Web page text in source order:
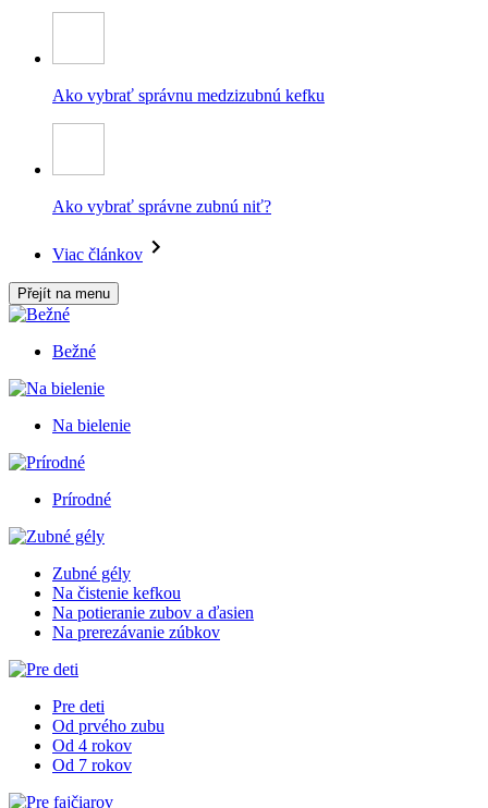
Ako vybrať správnu medzizubnú kefku
Ako vybrať správne zubnú niť?
Viac článkov
Přejít na menu
Bežné
Na bielenie
Prírodné
Zubné gély
Na čistenie kefkou
Na potieranie zubov a ďasien
Na prerezávanie zúbkov
Pre deti
Od prvého zubu
Od 4 rokov
Od 7 rokov